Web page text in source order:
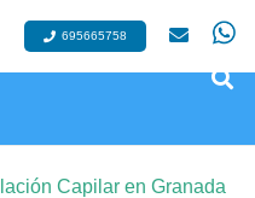
695665758
Capilar en Granada